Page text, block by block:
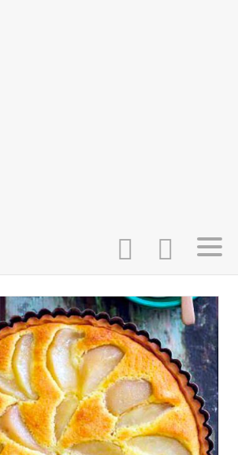
INLOGGEN
AANMELDEN
HOME
RECEPTEN
WEEKMENU'S